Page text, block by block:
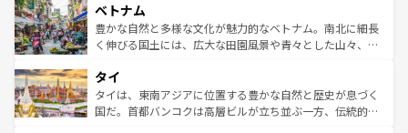
参照してほしい。
容にもいいと評判のスイーツなど、バラエティ豊かな料理
が味わえる。 なお、新着の台湾情報は コンテンツ一覧を参
照してほしい。
き、地方に足を延ばせば四季折々の自然美を楽しむことが
できる。そして、キムチや焼肉、絶品のストリートフード
まで、さまざまな韓国料理が待っている。夜には、韓国な
リティに包まれながら、韓国の多彩な魅力を心ゆくまで味
わってみてほしい。 なお、新着の韓国情報はコンテンツ一
覧を参照してほしい。
ベトナム
豊かな自然と多様な文化が魅力的なベトナム。南北に細長
く伸びる国土には、広大な田園風景や青々とした山々、世
急速な発展と共に伝統が息づく。ハノイの古い町並みやホ
ーチミン市のフランス統治時代の建物も、独特の雰囲気を
醸し出している。また、バラエティの豊かさとおいしさで
タイ
タイは、東南アジアに位置する豊かな自然と歴史が息づく
国だ。首都バンコクは高層ビルが立ち並ぶ一方、伝統的な